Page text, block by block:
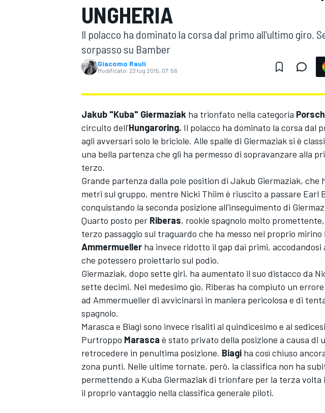
MOTOGP
WRC
UNGHERIA
Il polacco ha dominato la corsa dal primo all'ultimo giro.
sorpasso su Bamber
Giacomo Rauli
Modificato: 23 lug 2015, 07:56
Jakub "Kuba" Giermaziak ha trionfato nella categoria
circuito dell'Hungaroring. Il polacco ha dominato la corsa dal
agli avversari solo le briciole. Alle spalle di Giermaziak si è
una bella partenza che gli ha permesso di sopravanzare alla
terzo.
Grande partenza dalla pole position di Jakub Giermaziak, che
metri sul gruppo, mentre Nicki Thiim è riuscito a passare Earl
conquistando la seconda posizione all'inseguimento di
Quarto posto per Riberas, rookie spagnolo molto
terzo passaggio sul traguardo che ha messo nel proprio
Ammermueller ha invece ridotto il gap dai primi, accodandosi
che potessero proiettarlo sul podio.
Giermaziak, dopo sette giri, ha aumentato il suo distacco da
sette decimi. Nel medesimo gio, Riberas ha compiuto un
ad Ammermueller di avvicinarsi in maniera pericolosa e di
spagnolo.
Marasca e Biagi sono invece risaliti al quindicesimo e al
Purtroppo Marasca è stato privato della posizione a causa
retrocedere in penultima posizione. Biagi ha così chiuso
zona punti. Nelle ultime tornate, però, la classifica non ha
permettendo a Kuba Giermaziak di trionfare per la terza volta
il proprio vantaggio nella classifica generale piloti.